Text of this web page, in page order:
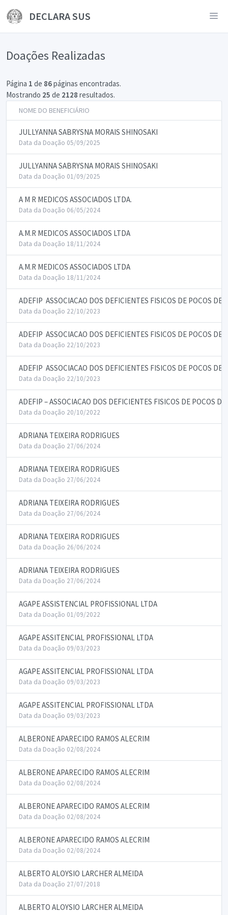
DECLARA SUS
Doações Realizadas
Página 1 de 86páginas encontradas.
Mostrando 25 de 2128 resultados.
NOME DO BENEFICIÁRIO
JULLYANNA SABRYSNA MORAIS SHINOSAKI
Data da Doação 05/09/2025
JULLYANNA SABRYSNA MORAIS SHINOSAKI
Data da Doação 01/09/2025
A M R MEDICOS ASSOCIADOS LTDA.
Data da Doação 06/05/2024
A.M.R MEDICOS ASSOCIADOS LTDA
Data da Doação 18/11/2024
A.M.R MEDICOS ASSOCIADOS LTDA
Data da Doação 18/11/2024
ADEFIP  ASSOCIACAO DOS DEFICIENTES FISICOS DE POCOS DE
Data da Doação 22/10/2023
ADEFIP  ASSOCIACAO DOS DEFICIENTES FISICOS DE POCOS DE
Data da Doação 22/10/2023
ADEFIP  ASSOCIACAO DOS DEFICIENTES FISICOS DE POCOS DE
Data da Doação 22/10/2023
ADEFIP – ASSOCIACAO DOS DEFICIENTES FISICOS DE POCOS
Data da Doação 20/10/2022
ADRIANA TEIXEIRA RODRIGUES
Data da Doação 27/06/2024
ADRIANA TEIXEIRA RODRIGUES
Data da Doação 27/06/2024
ADRIANA TEIXEIRA RODRIGUES
Data da Doação 27/06/2024
ADRIANA TEIXEIRA RODRIGUES
Data da Doação 26/06/2024
ADRIANA TEIXEIRA RODRIGUES
Data da Doação 27/06/2024
AGAPE ASSISTENCIAL PROFISSIONAL LTDA
Data da Doação 01/09/2022
AGAPE ASSITENCIAL PROFISSIONAL LTDA
Data da Doação 09/03/2023
AGAPE ASSITENCIAL PROFISSIONAL LTDA
Data da Doação 09/03/2023
AGAPE ASSITENCIAL PROFISSIONAL LTDA
Data da Doação 09/03/2023
ALBERONE APARECIDO RAMOS ALECRIM
Data da Doação 02/08/2024
ALBERONE APARECIDO RAMOS ALECRIM
Data da Doação 02/08/2024
ALBERONE APARECIDO RAMOS ALECRIM
Data da Doação 02/08/2024
ALBERONE APARECIDO RAMOS ALECRIM
Data da Doação 02/08/2024
ALBERTO ALOYSIO LARCHER ALMEIDA
Data da Doação 27/07/2018
ALBERTO ALOYSIO LARCHER ALMEIDA